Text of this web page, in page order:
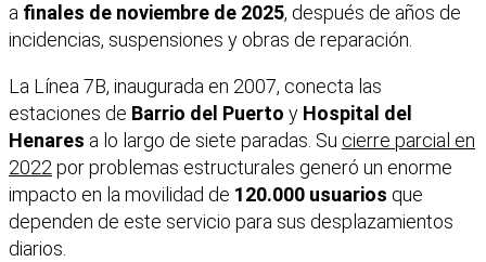
a finales de noviembre de 2025, después de años de
incidencias, suspensiones y obras de reparación.
La Línea 7B, inaugurada en 2007, conecta las
estaciones de Barrio del Puerto y Hospital del
Henares a lo largo de siete paradas. Su cierre parcial en
2022 por problemas estructurales generó un enorme
impacto en la movilidad de 120.000 usuarios que
dependen de este servicio para sus desplazamientos
diarios.